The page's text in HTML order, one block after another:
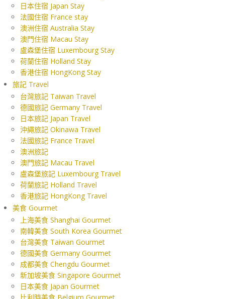
日本住宿 Japan Stay
法國住宿 France stay
澳洲住宿 Australia Stay
澳門住宿 Macau Stay
盧森堡住宿 Luxembourg Stay
荷蘭住宿 Holland Stay
香港住宿 HongKong Stay
旅記 Travel
台灣旅記 Taiwan Travel
德國旅記 Germany Travel
日本旅記 Japan Travel
沖繩旅記 Okinawa Travel
法國旅記 France Travel
澳洲旅記
澳門旅記 Macau Travel
盧森堡旅記 Luxembourg Travel
荷蘭旅記 Holland Travel
香港旅記 HongKong Travel
美食 Gourmet
上海美食 Shanghai Gourmet
南韓美食 South Korea Gourmet
台灣美食 Taiwan Gourmet
德國美食 Germany Gourmet
成都美食 Chengdu Gourmet
新加坡美食 Singapore Gourmet
日本美食 Japan Gourmet
比利時美食 Belgium Gourmet